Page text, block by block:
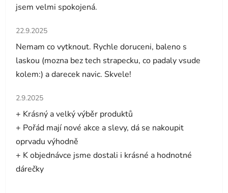
jsem velmi spokojená.
Hodnocení obchodu je 5 z 5 hvězdiček.
22.9.2025
Nemam co vytknout. Rychle doruceni, baleno s
laskou (mozna bez tech strapecku, co padaly vsude
kolem:) a darecek navic. Skvele!
Hodnocení obchodu je 5 z 5 hvězdiček.
2.9.2025
+ Krásný a velký výběr produktů
+ Pořád mají nové akce a slevy, dá se nakoupit
oprvadu výhodně
+ K objednávce jsme dostali i krásné a hodnotné
dárečky